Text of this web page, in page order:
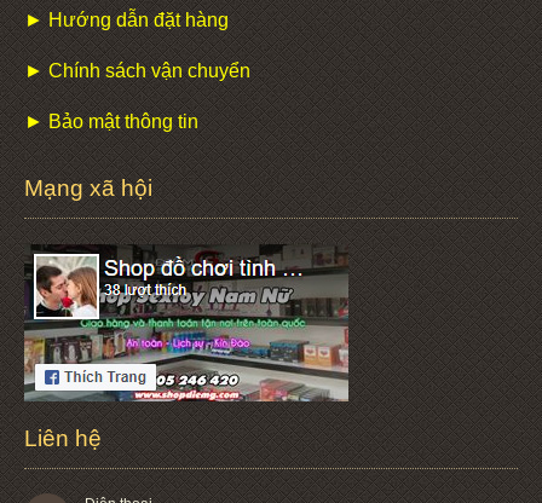
► Hướng dẫn đặt hàng
► Chính sách vận chuyển
► Bảo mật thông tin
Mạng xã hội
Liên hệ